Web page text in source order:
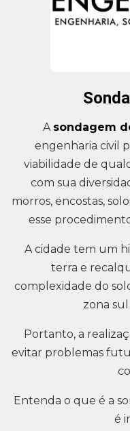
A sondagem
engenharia civil
viabilidade de
com sua
morros, encostas,
esse
A cidade tem um
terra e
complexidade do
zona
Portanto, a
evitar problemas
Entenda o que é a
é